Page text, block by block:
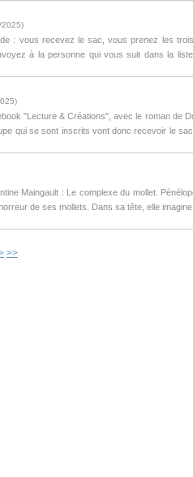
)
: vous recevez le sac, vous prenez les
à la personne qui vous suit dans la
)
"Lecture & Créations", avec le roman de
qui se sont inscrits vont donc recevoir le
Maingault : Le complexe du mollet.
de ses mollets. Dans sa tête, elle
>>